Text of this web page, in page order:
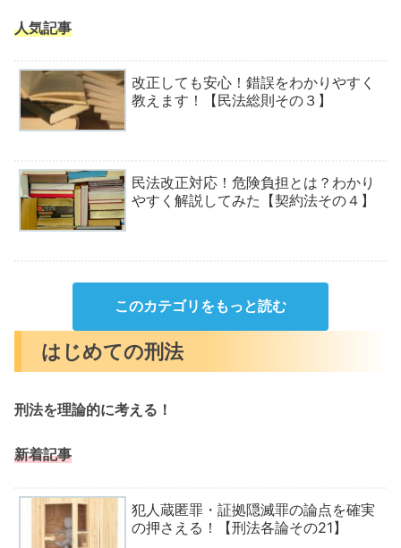
人気記事
改正しても安心！錯誤をわかりやすく
教えます！【民法総則その３】
民法改正対応！危険負担とは？わかり
やすく解説してみた【契約法その４】
このカテゴリをもっと読む
はじめての刑法
刑法を理論的に考える！
新着記事
犯人蔵匿罪・証拠隠滅罪の論点を確実
の押さえる！【刑法各論その21】